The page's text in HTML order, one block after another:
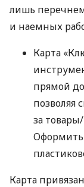
лишь
и наемных
Карта
прямой
позволяя
за
Оформить
Карта